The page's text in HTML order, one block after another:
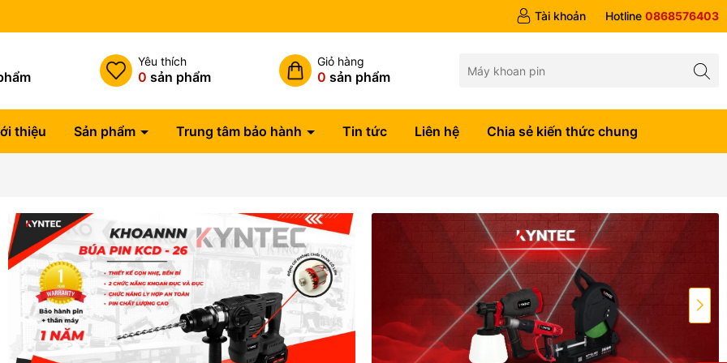
Tài khoản Hotline 0868576403
Yêu thích
0 sản phẩm
Giỏ hàng
0 sản phẩm
thiệu Sản phẩm Trung tâm bảo hành Tin tức Liên hệ Chia sẻ kiến thức chung